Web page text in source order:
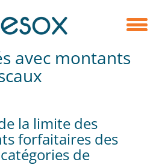
avec montants
la limite des
forfaitaires des
de